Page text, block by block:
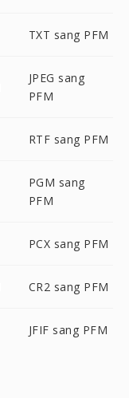
TXT sang PFM
JPEG sang
PFM
RTF sang PFM
PGM sang
PFM
PCX sang PFM
CR2 sang PFM
JFIF sang PFM